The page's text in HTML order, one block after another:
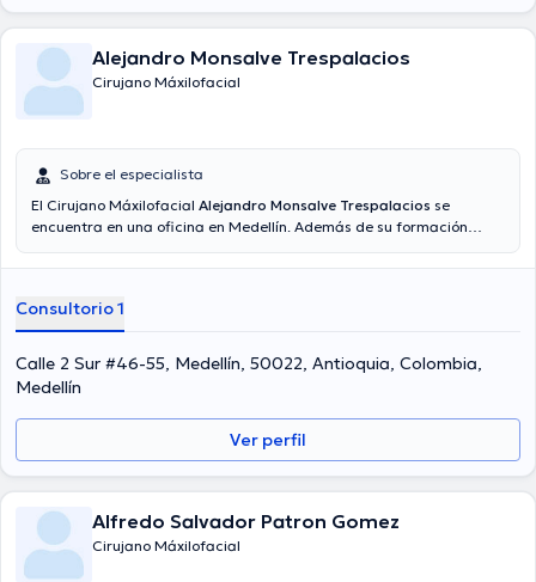
Alejandro Monsalve Trespalacios
Cirujano Máxilofacial
Sobre el especialista
El Cirujano Máxilofacial Alejandro Monsalve Trespalacios se
encuentra en una oficina en Medellín. Además de su formación
en su área de especialidad. El doctor cuenta con varios años de
participado como miembro de diversas asociaciones médicas.
Alejandro Monsalve Trespalacios ha intervenido en considerables
conferencias con la finalidad de tener una formación continua en
su disciplina de especialización y ha difundido diversas
publicaciones. Finalmente, el Dr. puede hablar Inglés, Portugués,
Español en su consultorio.
Consultorio 1
Calle 2 Sur #46-55, Medellín, 50022, Antioquia, Colombia,
Medellín
Ver perfil
Alfredo Salvador Patron Gomez
Cirujano Máxilofacial